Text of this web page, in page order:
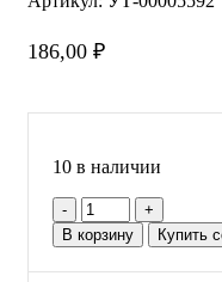
186,00 ₽
10 в наличии
Количество
товара
Багет
2м
В корзину Купить